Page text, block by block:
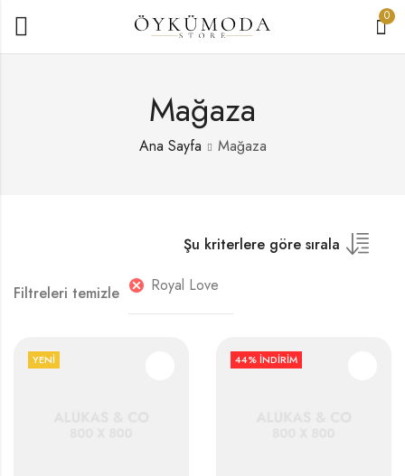
0
Mağaza
Ana Sayfa Mağaza
Şu kriterlere göre sırala
Filtreleri temizle Royal Love
YENI 44% İNDIRIM